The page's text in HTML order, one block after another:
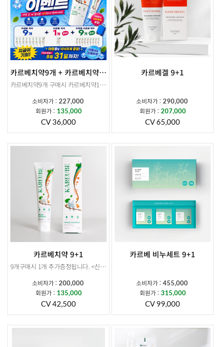
카르베치약9개 + 카르베치약1개증정+ 여행용 카르베치약 9개 증정
카르베치약9개 구매시 카르베치약1개증정+ 여행용 카르베치약 9개 증정
소비자가 : 227,000
회원가 : 135,000
CV 36,000
카르베겔 9+1
소비자가 : 290,000
회원가 : 207,000
CV 65,000
카르베치약 9+1
9개구매시 1개 추가증정됩니다. <신제품> 더 커진 용량 + 대표적인 3대 구강질환균인 뮤탄스,진지발리스,헬리코박터 균 99.9% 감소
소비자가 : 200,000
회원가 : 135,000
CV 42,500
카르베 비누세트 9+1
소비자가 : 455,000
회원가 : 315,000
CV 99,000